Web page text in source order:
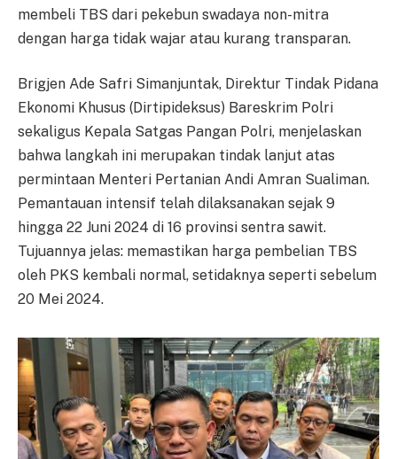
membeli TBS dari pekebun swadaya non-mitra
dengan harga tidak wajar atau kurang transparan.
Brigjen Ade Safri Simanjuntak, Direktur Tindak Pidana
Ekonomi Khusus (Dirtipideksus) Bareskrim Polri
sekaligus Kepala Satgas Pangan Polri, menjelaskan
bahwa langkah ini merupakan tindak lanjut atas
permintaan Menteri Pertanian Andi Amran Sualiman.
Pemantauan intensif telah dilaksanakan sejak 9
hingga 22 Juni 2024 di 16 provinsi sentra sawit.
Tujuannya jelas: memastikan harga pembelian TBS
oleh PKS kembali normal, setidaknya seperti sebelum
20 Mei 2024.